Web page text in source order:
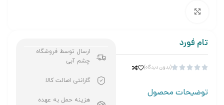
تام فورد




(بدون دیدگاه)
توضیحات محصول
ارسال توسط فروشگاه
چشم آبی
گارانتی اصالت کالا
هزینه حمل به عهده